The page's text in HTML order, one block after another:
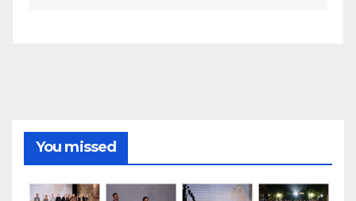
You missed